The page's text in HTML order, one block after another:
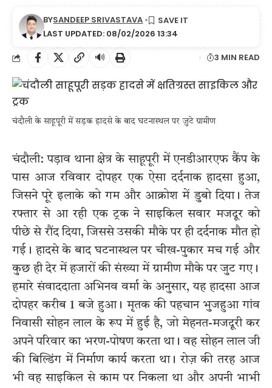
LAST UPDATED: 08/02/2026 13:34
BYSANDEEP SRIVASTAVA
🔊 3 MIN READ
चंदौली के साहूपूरी में सड़क हादसे के बाद घटनास्थल पर जुटे ग्रामीण
चंदौली: पड़ाव थाना क्षेत्र के साहूपूरी में एनडीआरएफ कैंप के
पास आज रविवार दोपहर एक ऐसा दर्दनाक हादसा हुआ,
जिसने पूरे इलाके को गम और आक्रोश में डुबो दिया। तेज
रफ्तार से आ रही एक ट्रक ने साइकिल सवार मजदूर को
पीछे से रौंद दिया, जिससे उसकी मौके पर ही दर्दनाक मौत हो
गई। हादसे के बाद घटनास्थल पर चीख-पुकार मच गई और
कुछ ही देर में हजारों की संख्या में ग्रामीण मौके पर जुट गए।
हमारे संवाददाता अभिनव वर्मा के अनुसार, यह हादसा आज
दोपहर करीब 1 बजे हुआ। मृतक की पहचान भुजहुआ गांव
निवासी सोहन लाल के रूप में हुई है, जो मेहनत-मजदूरी कर
अपने परिवार का भरण-पोषण करता था। वह सोहन लाल जी
की बिल्डिंग में निर्माण कार्य करता था। रोज़ की तरह आज
भी वह साइकिल से काम पर निकला था और अपनी भाभी